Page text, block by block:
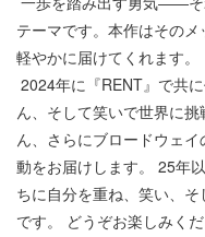
テーマです。本作はその
軽やかに届けてくれます。
2024年に『RENT』で共
ん、そして笑いで世界に
ん、さらにブロードウェ
動をお届けします。 25年
ちに自分を重ね、笑い、
です。 どうぞお楽しみくだ